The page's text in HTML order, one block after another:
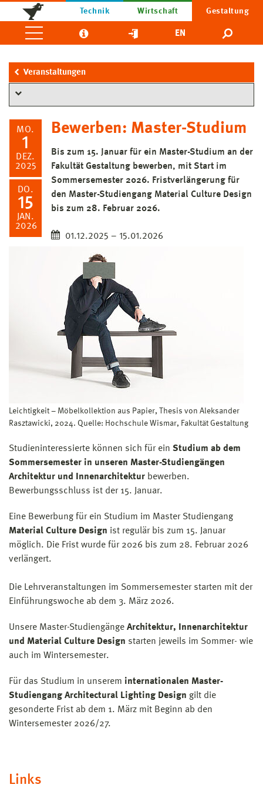
Technik Wirtschaft Gestaltung
EN
Veranstaltungen
MO.
1
DEZ.
2025
DO.
15
JAN.
2026
Bewerben: Master-Studium
Leichtigkeit – Möbelkollektion aus Papier, Thesis von Aleksander
Rasztawicki, 2024. Quelle: Hochschule Wismar, Fakultät Gestaltung
Bis zum 15. Januar für ein Master-Studium an der
Fakultät Gestaltung bewerben, mit Start im
Sommersemester 2026. Fristverlängerung für
den Master-Studiengang Material Culture Design
bis zum 28. Februar 2026.
01.12.2025 – 15.01.2026
Studieninteressierte können sich für ein Studium ab dem
Sommersemester in unseren Master-Studiengängen
Architektur und Innenarchitektur bewerben.
Bewerbungsschluss ist der 15. Januar.
Eine Bewerbung für ein Studium im Master Studiengang
Material Culture Design ist regulär bis zum 15. Januar
möglich. Die Frist wurde für 2026 bis zum 28. Februar 2026
verlängert.
Die Lehrveranstaltungen im Sommersemester starten mit der
Einführungswoche ab dem 3. März 2026.
Unsere Master-Studiengänge Architektur, Innenarchitektur
und Material Culture Design starten jeweils im Sommer- wie
auch im Wintersemester.
Für das Studium in unserem internationalen Master-
Studiengang Architectural Lighting Design gilt die
gesonderte Frist ab dem 1. März mit Beginn ab den
Wintersemester 2026/27.
Links